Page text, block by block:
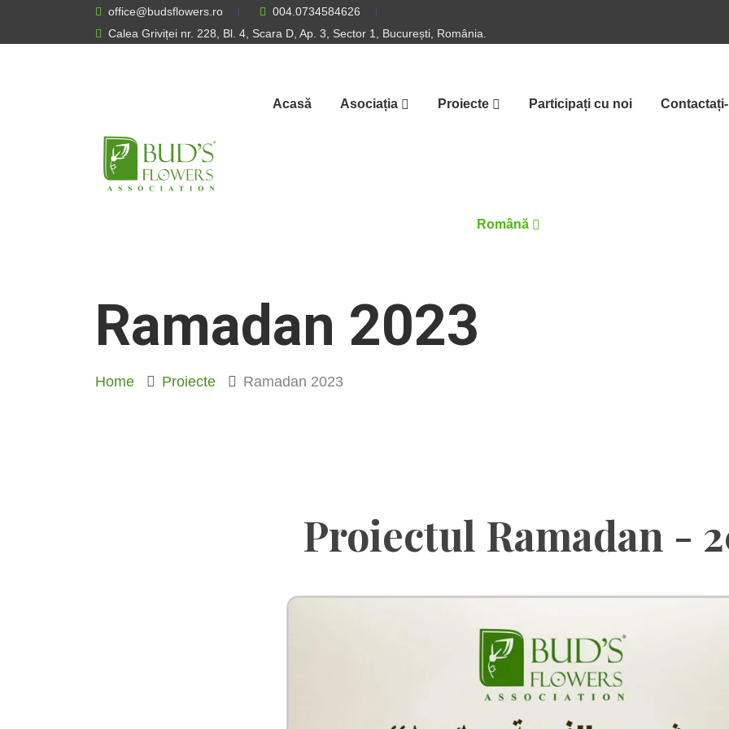
office@budsflowers.ro
004.0734584626
Calea Griviței nr. 228, Bl. 4, Scara D, Ap. 3, Sector 1, București, România.
Acasă Asociația Proiecte Participați cu noi
Română
Ramadan 2023
Home Proiecte Ramadan 2023
Proiectul Ramadan -